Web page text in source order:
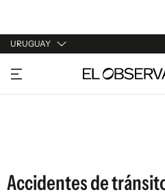
URUGUAY
URUGUAY
ARGENTINA
Accidentes de